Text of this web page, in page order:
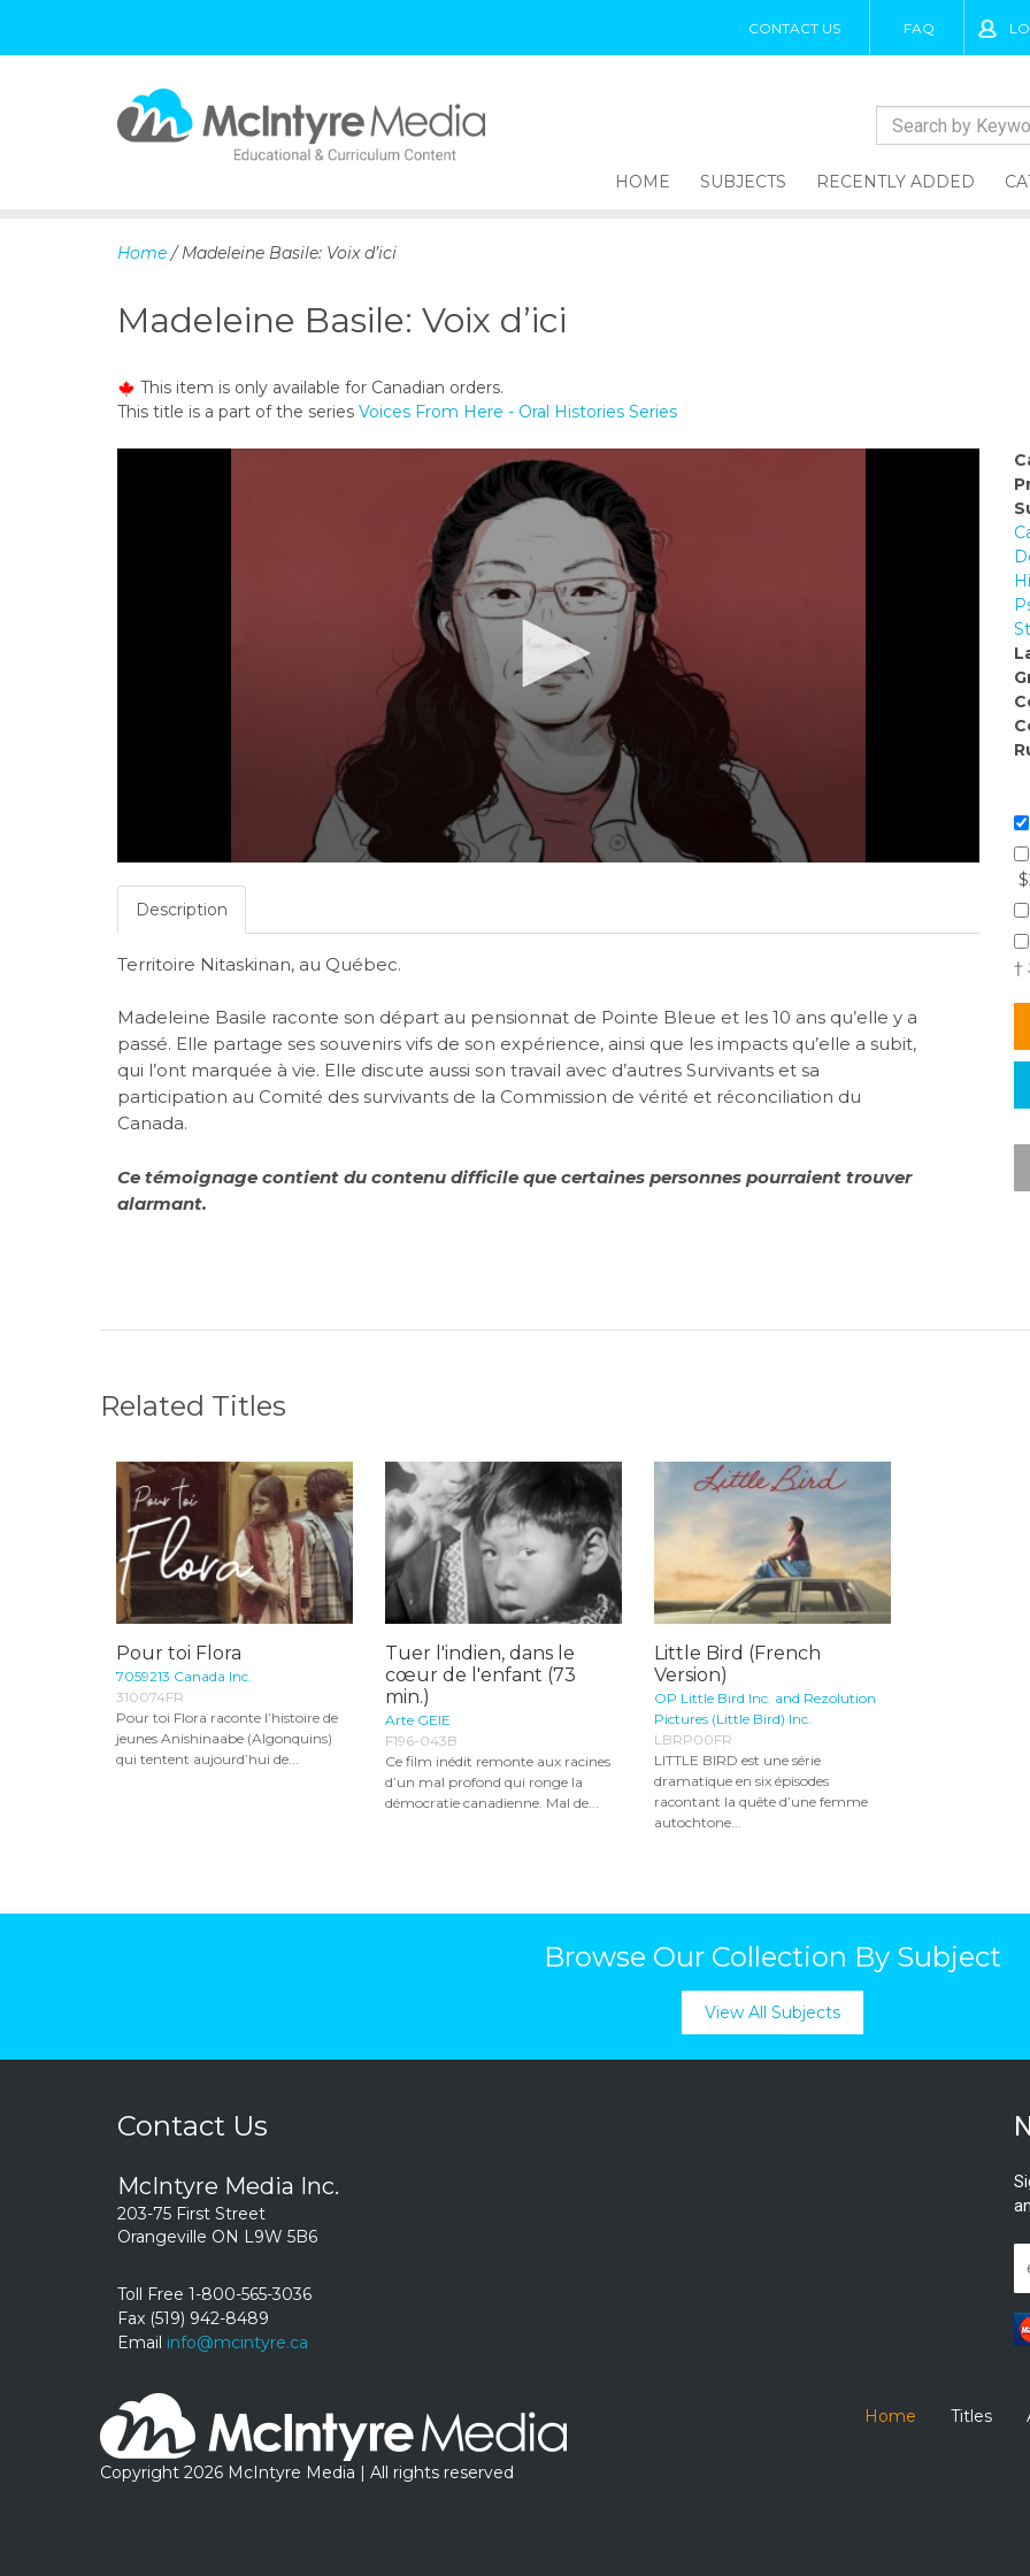
CONTACT US FAQ
c
t
e
HOME SUBJECTS RECENTLY ADDED
Home / Madeleine Basile: Voix d’ici
Madeleine Basile: Voix d’ici
This item is only available for Canadian orders.
This title is a part of the series Voices From Here - Oral Histories Series
†
Description
Territoire Nitaskinan, au Québec.
Madeleine Basile raconte son départ au pensionnat de Pointe Bleue et les 10 ans qu’elle y a
passé. Elle partage ses souvenirs vifs de son expérience, ainsi que les impacts qu’elle a subit,
qui l’ont marquée à vie. Elle discute aussi son travail avec d’autres Survivants et sa
participation au Comité des survivants de la Commission de vérité et réconciliation du
Canada.
Ce témoignage contient du contenu difficile que certaines personnes pourraient trouver
alarmant.
Related Titles
Pour toi Flora
7059213 Canada Inc.
310074FR
Pour toi Flora raconte l’histoire de
jeunes Anishinaabe (Algonquins)
qui tentent aujourd’hui de...
Tuer l'indien, dans le
cœur de l'enfant (73
min.)
Arte GEIE
F196-043B
Ce film inédit remonte aux racines
d’un mal profond qui ronge la
démocratie canadienne. Mal de...
Little Bird (French
Version)
OP Little Bird Inc. and Rezolution
Pictures (Little Bird) Inc.
LBRP00FR
LITTLE BIRD est une série
dramatique en six épisodes
racontant la quête d’une femme
autochtone...
Browse Our Collection By Subject
View All Subjects
Contact Us
McIntyre Media Inc.
203-75 First Street
Orangeville ON L9W 5B6
Toll Free 1-800-565-3036
Fax (519) 942-8489
Email info@mcintyre.ca
Copyright 2026 McIntyre Media | All rights reserved
Home Titles